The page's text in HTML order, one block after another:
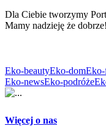
Dla Ciebie tworzymy
Mamy nadzieję że dobrze!
Eko-beautyEko-dom
Eko-newsEko-podróże
Więcej o nas